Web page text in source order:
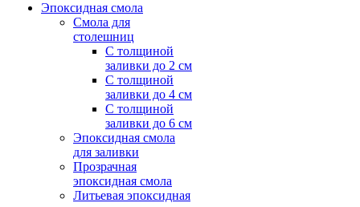
Эпоксидная смола
Смола для
столешниц
С толщиной
заливки до 2 см
С толщиной
заливки до 4 см
С толщиной
заливки до 6 см
Эпоксидная смола
для заливки
Прозрачная
эпоксидная смола
Литьевая эпоксидная